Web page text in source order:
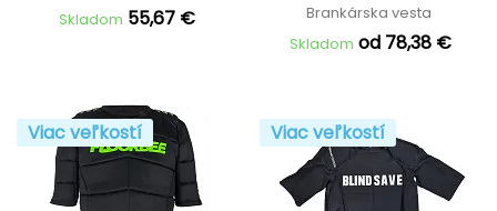
Skladom 55,67 €
Brankárska vesta
Skladom od 78,38 €
Viac veľkostí Viac veľkostí